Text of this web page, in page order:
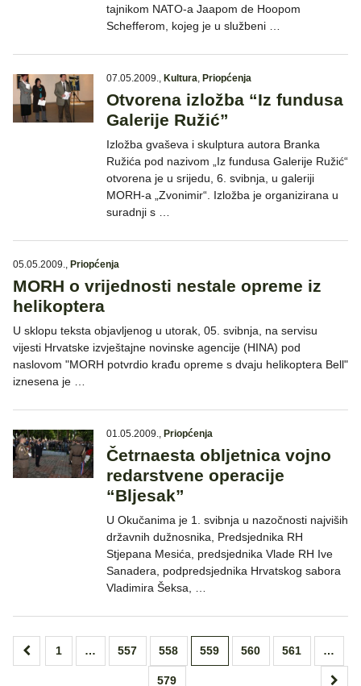
tajnikom NATO-a Jaapom de Hoopom
Schefferom, kojeg je u službeni …
07.05.2009., Kultura, Priopćenja
Otvorena izložba “Iz fundusa
Galerije Ružić”
Izložba gvaševa i skulptura autora Branka
Ružića pod nazivom „Iz fundusa Galerije Ružić“
otvorena je u srijedu, 6. svibnja, u galeriji
MORH-a „Zvonimir“. Izložba je organizirana u
suradnji s …
05.05.2009., Priopćenja
MORH o vrijednosti nestale opreme iz
helikoptera
U sklopu teksta objavljenog u utorak, 05. svibnja, na servisu
vijesti Hrvatske izvještajne novinske agencije (HINA) pod
naslovom "MORH potvrdio krađu opreme s dvaju helikoptera Bell"
iznesena je …
01.05.2009., Priopćenja
Četrnaesta obljetnica vojno
redarstvene operacije
“Bljesak”
U Okučanima je 1. svibnja u nazočnosti najviših
državnih dužnosnika, Predsjednika RH
Stjepana Mesića, predsjednika Vlade RH Ive
Sanadera, podpredsjednika Hrvatskog sabora
Vladimira Šeksa, …
Brojevi
1 … 557 558 559 560 561 …
579